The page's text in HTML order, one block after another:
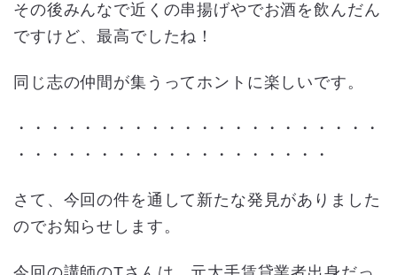
その後みんなで近くの串揚げやでお酒を飲んだん
ですけど、最高でしたね！
同じ志の仲間が集うってホントに楽しいです。
・・・・・・・・・・・・・・・・・・・・・・
・・・・・・・・・・・・・・・・・・・
さて、今回の件を通して新たな発見がありました
のでお知らせします。